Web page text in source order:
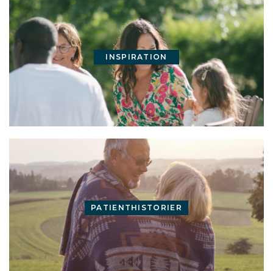
INSPIRATION
PATIENTHISTORIER